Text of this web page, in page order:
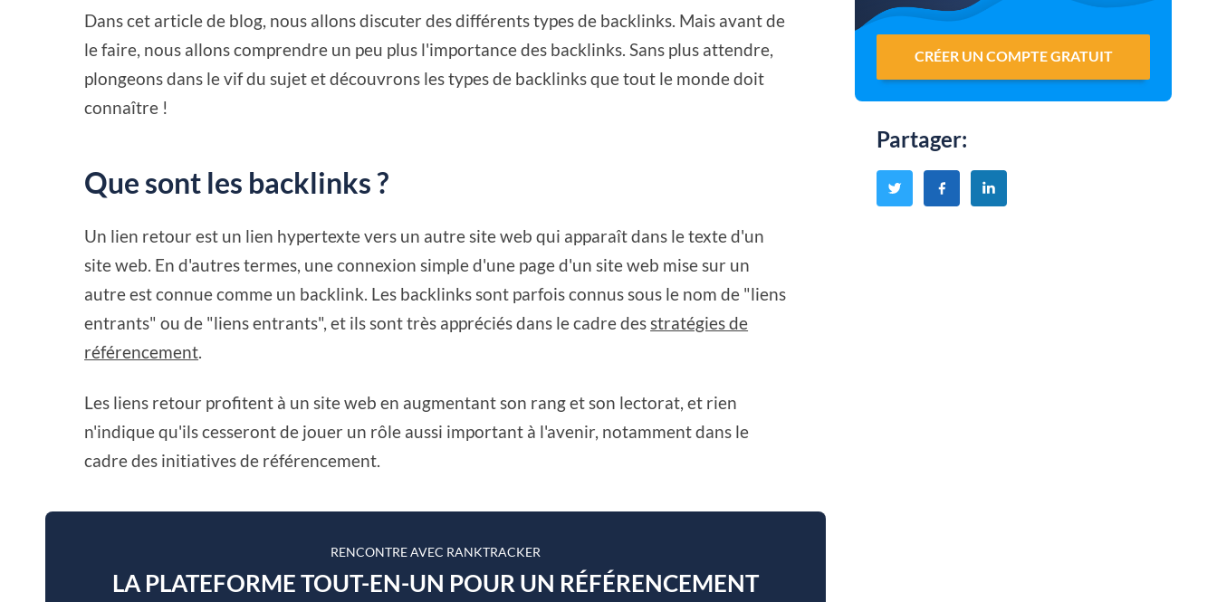
Dans cet article de blog, nous allons discuter des différents types de backlinks. Mais avant de
le faire, nous allons comprendre un peu plus l'importance des backlinks. Sans plus attendre,
plongeons dans le vif du sujet et découvrons les types de backlinks que tout le monde doit
connaître !
Que sont les backlinks ?
Un lien retour est un lien hypertexte vers un autre site web qui apparaît dans le texte d'un
site web. En d'autres termes, une connexion simple d'une page d'un site web mise sur un
autre est connue comme un backlink. Les backlinks sont parfois connus sous le nom de "liens
entrants" ou de "liens entrants", et ils sont très appréciés dans le cadre des stratégies de
référencement
Les liens retour profitent à un site web en augmentant son rang et son lectorat, et rien
n'indique qu'ils cesseront de jouer un rôle aussi important à l'avenir, notamment dans le
cadre des initiatives de référencement.
RENCONTRE AVEC RANKTRACKER
LA PLATEFORME TOUT-EN-UN POUR UN RÉFÉRENCEMENT
CRÉER UN COMPTE GRATUIT
Partager: